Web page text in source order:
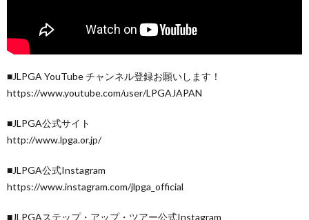
■JLPGA YouTube チャンネル登録お願いします！
https://www.youtube.com/user/LPGAJAPAN
■JLPGA公式サイト
http://www.lpga.or.jp/
■JLPGA公式Instagram
https://www.instagram.com/jlpga_official
■JLPGAステップ・アップ・ツアー公式Instagram